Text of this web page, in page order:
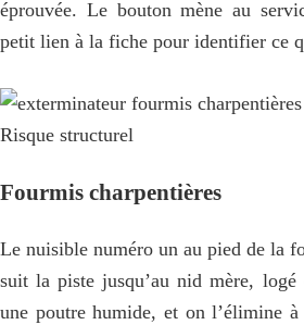
éprouvée. Le bouton mène au
petit lien à la fiche pour identifier ce
Risque structurel
Fourmis charpentières
Le nuisible numéro un au pied de la
suit la piste jusqu’au nid mère,
une poutre humide, et on l’élimine